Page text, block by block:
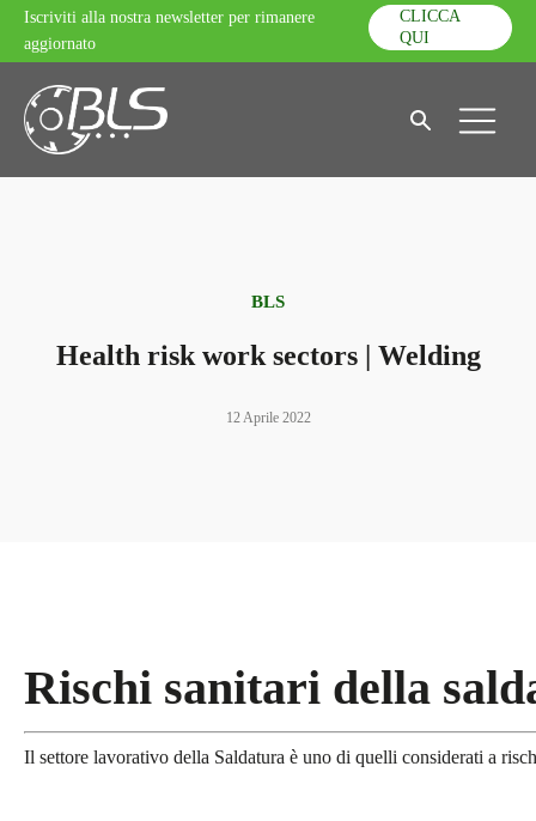
Iscriviti alla nostra newsletter per rimanere
aggiornato
CLICCA
QUI
BLS
Health risk work sectors | Welding
12 Aprile 2022
Rischi sanitari della
Il settore lavorativo della Saldatura è uno di quelli considerati a